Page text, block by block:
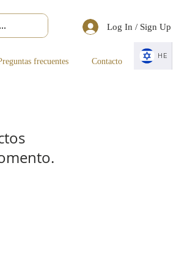
Log In / Sign Up
frecuentes Contacto
HE